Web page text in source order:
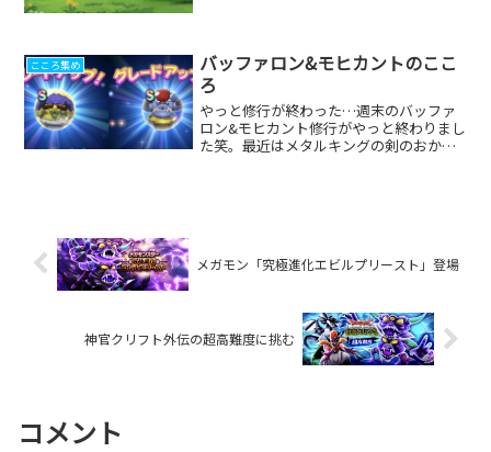
今ちょうど賢者のレベル上げに...
こころ集め
バッファロン&モヒカントのここ
ろ
やっと修行が終わった…週末のバッファ
ロン&モヒカント修行がやっと終わりまし
た笑。最近はメタルキングの剣のおかげ
メガモン「究極進化エビルプリースト」登場
神官クリフト外伝の超高難度に挑む
コメント